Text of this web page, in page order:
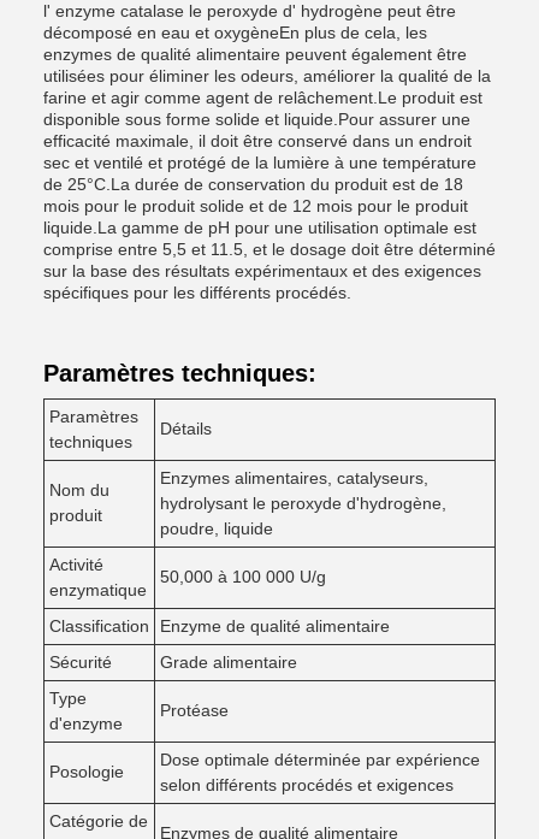
l' enzyme catalase le peroxyde d' hydrogène peut être
décomposé en eau et oxygèneEn plus de cela, les
enzymes de qualité alimentaire peuvent également être
utilisées pour éliminer les odeurs, améliorer la qualité de la
farine et agir comme agent de relâchement.Le produit est
disponible sous forme solide et liquide.Pour assurer une
efficacité maximale, il doit être conservé dans un endroit
sec et ventilé et protégé de la lumière à une température
de 25°C.La durée de conservation du produit est de 18
mois pour le produit solide et de 12 mois pour le produit
liquide.La gamme de pH pour une utilisation optimale est
comprise entre 5,5 et 11.5, et le dosage doit être déterminé
sur la base des résultats expérimentaux et des exigences
spécifiques pour les différents procédés.
Paramètres techniques:
Paramètres
techniques
Détails
Nom du
produit
Enzymes alimentaires, catalyseurs,
hydrolysant le peroxyde d'hydrogène,
poudre, liquide
Activité
enzymatique
50,000 à 100 000 U/g
Classification
Enzyme de qualité alimentaire
Sécurité
Grade alimentaire
Type
d'enzyme
Protéase
Posologie
Dose optimale déterminée par expérience
selon différents procédés et exigences
Catégorie de
Enzymes de qualité alimentaire